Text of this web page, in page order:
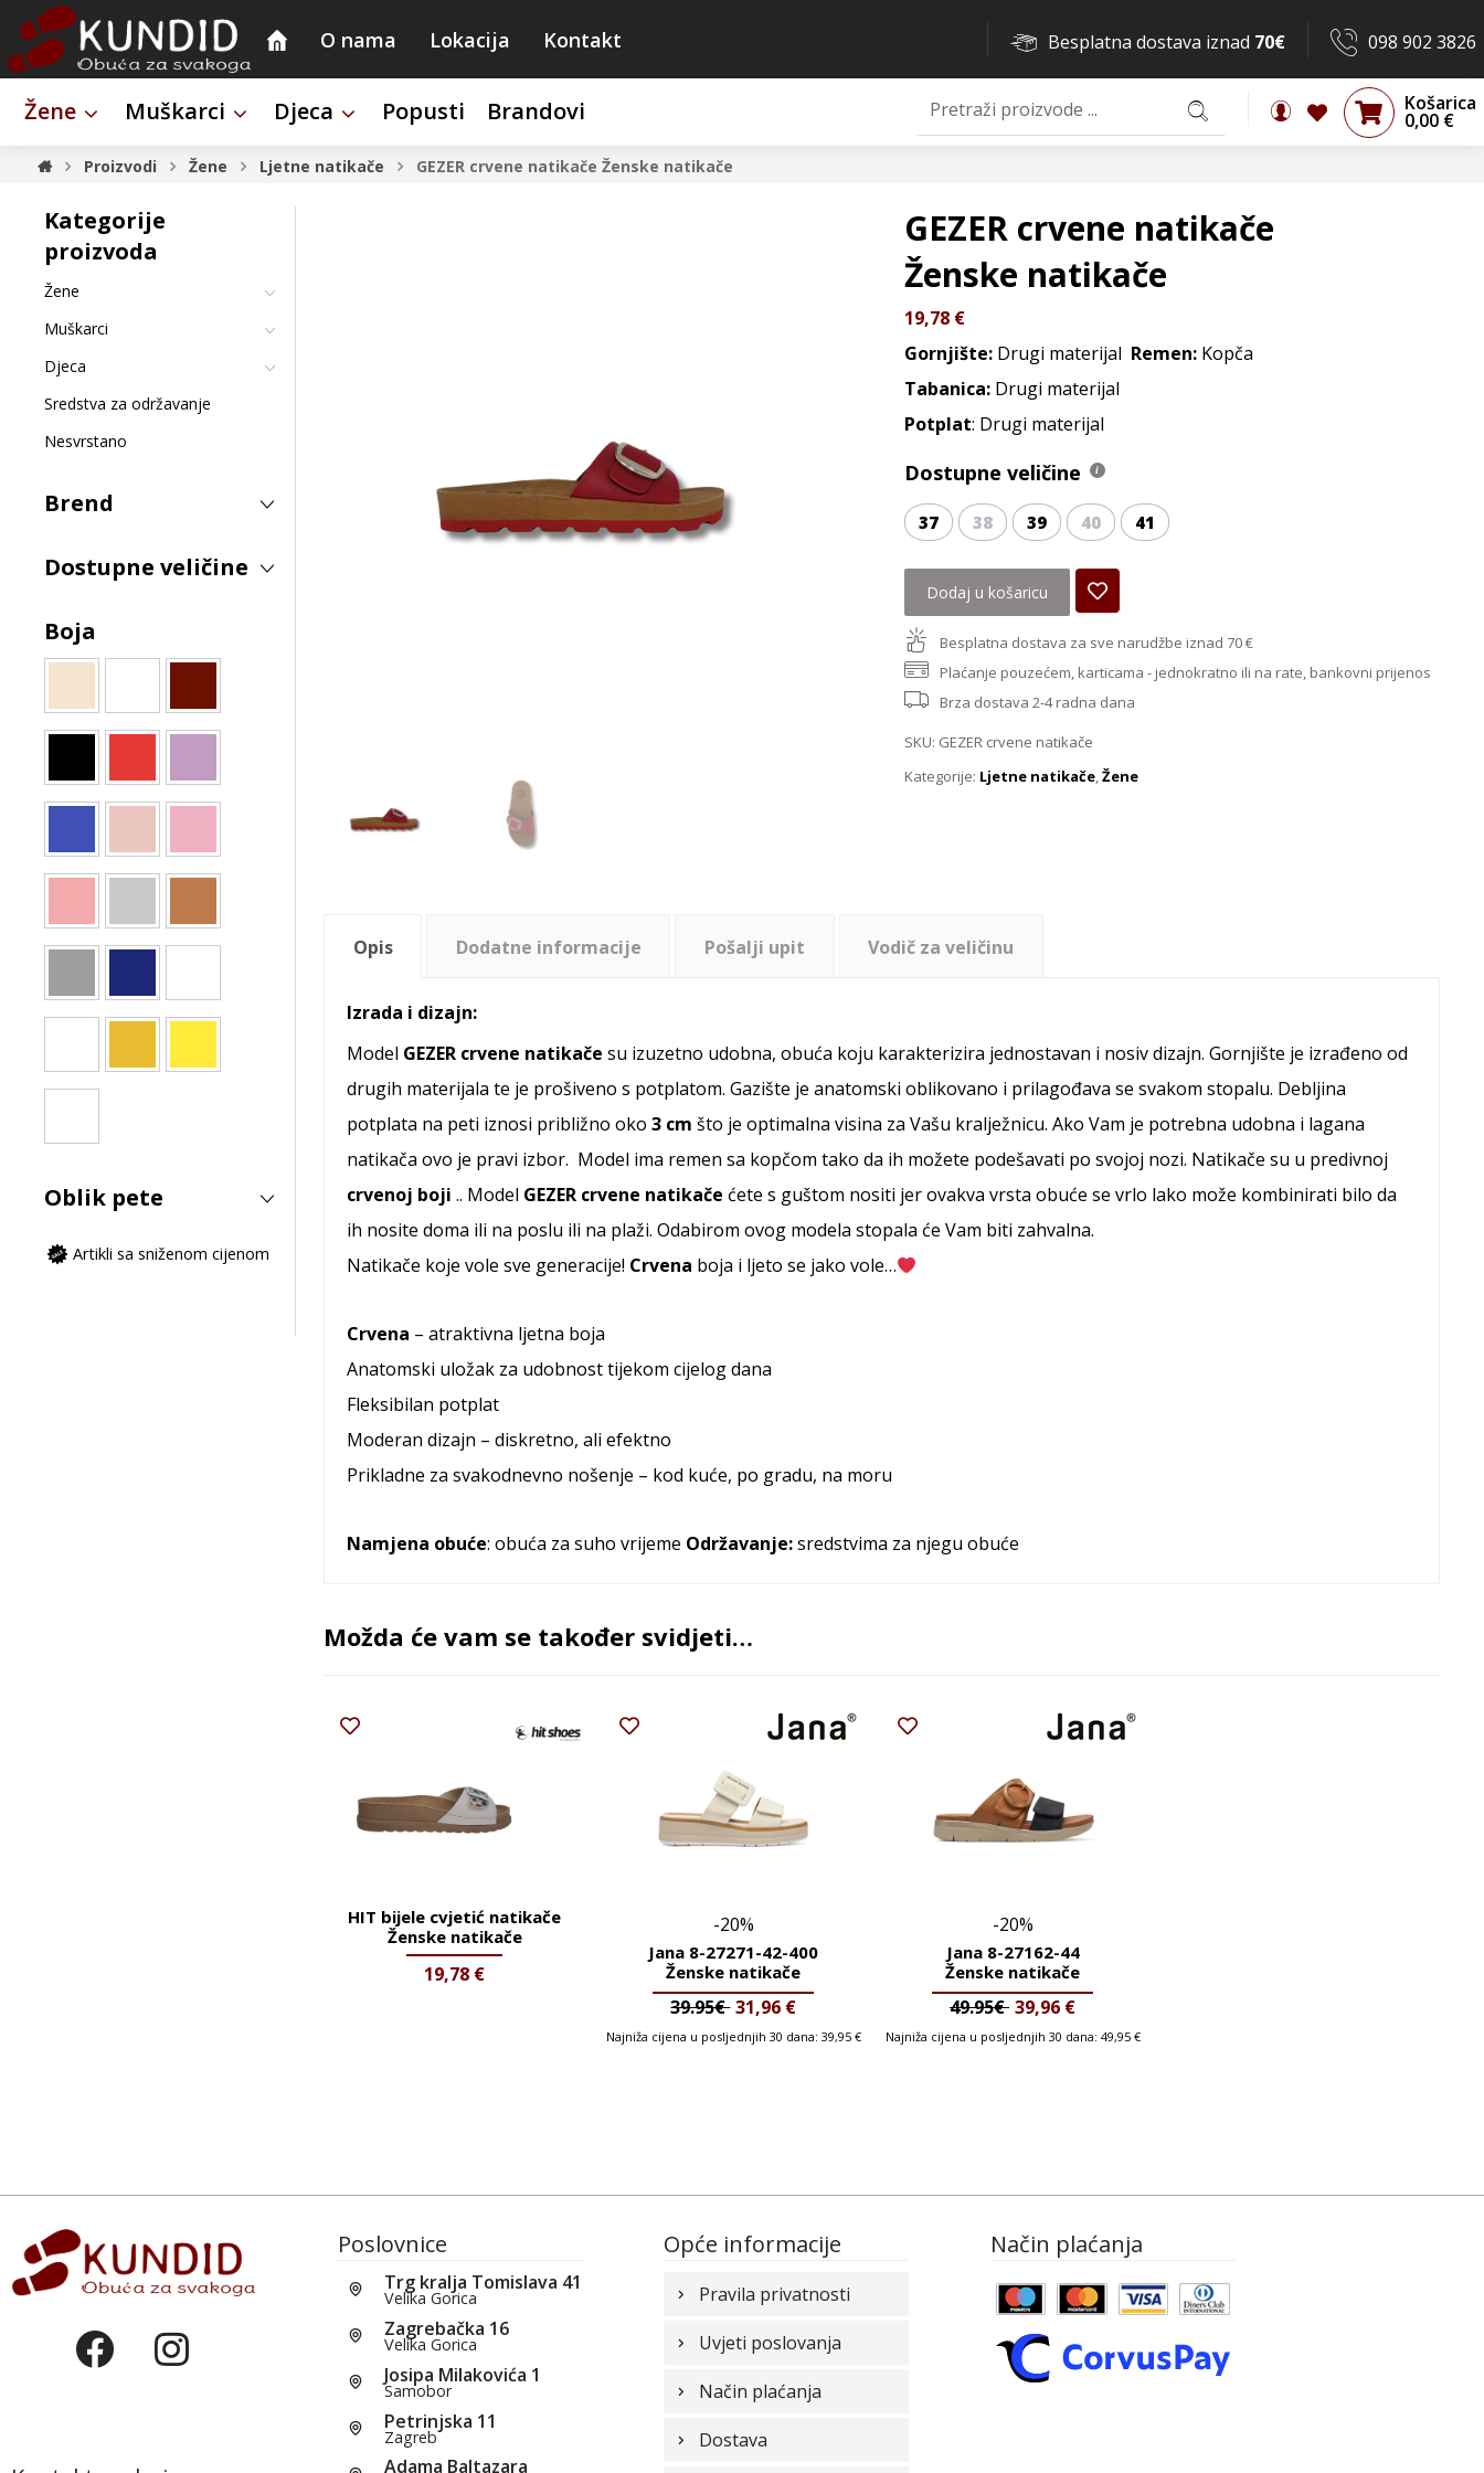
O nama Lokacija Kontakt 098 902 3826
Besplatna dostava iznad 70€
Žene Muškarci Djeca Popusti Brandovi Košarica
0,00 €
Proizvodi Žene Ljetne natikače GEZER crvene natikače Ženske natikače
GEZER crvene natikače
Ženske natikače
19,78 €
Gornjište:Drugi materijal Remen:Kopča
Tabanica:Drugi materijal
Potplat: Drugi materijal
Dostupne veličine
37 38 39 40 41
Dodaj u košaricu
Besplatna dostava za sve narudžbe iznad 70 €
Plaćanje pouzećem, karticama - jednokratno ili na rate, bankovni prijenos
Brza dostava 2-4 radna dana
SKU: GEZER crvene natikače
Kategorije: Ljetne natikače,Žene
Opis Dodatne informacije Pošalji upit Vodič za veličinu
Izrada i dizajn:
Model GEZER crvene natikače su izuzetno udobna, obuća koju karakterizira jednostavan i nosiv dizajn. Gornjište je izrađeno od
drugih materijala te je prošiveno s potplatom. Gazište je anatomski oblikovano i prilagođava se svakom stopalu. Debljina
potplata na peti iznosi približno oko 3 cm što je optimalna visina za Vašu kralježnicu. Ako Vam je potrebna udobna i lagana
natikača ovo je pravi izbor. Model ima remen sa kopčom tako da ih možete podešavati po svojoj nozi. Natikače su u predivnoj
crvenoj boji .. Model GEZER crvene natikače ćete s guštom nositi jer ovakva vrsta obuće se vrlo lako može kombinirati bilo da
ih nosite doma ili na poslu ili na plaži. Odabirom ovog modela stopala će Vam biti zahvalna.
Natikače koje vole sve generacije! Crvena boja i ljeto se jako vole…
Crvena – atraktivna ljetna boja
Anatomski uložak za udobnost tijekom cijelog dana
Fleksibilan potplat
Moderan dizajn – diskretno, ali efektno
Prikladne za svakodnevno nošenje – kod kuće, po gradu, na moru
Namjena obuće: obuća za suho vrijeme Održavanje:sredstvima za njegu obuće
Možda će vam se također svidjeti…
HIT bijele cvjetić natikače
Ženske natikače
19,78 €
-20%
Jana 8-27271-42-400
Ženske natikače
39.95€ 31,96 €
Najniža cijena u posljednjih 30 dana: 39,95 €
-20%
Jana 8-27162-44
Ženske natikače
49.95€ 39,96 €
Najniža cijena u posljednjih 30 dana: 49,95 €
Kategorije
proizvoda
Žene
Muškarci
Djeca
Sredstva za održavanje
Nesvrstano
Brend
Dostupne veličine
Boja
Oblik pete
Artikli sa sniženom cijenom
Poslovnice
Trg kralja Tomislava 41
Velika Gorica
Zagrebačka 16
Velika Gorica
Josipa Milakovića 1
Samobor
Petrinjska 11
Zagreb
Adama Baltazara
Opće informacije
Pravila privatnosti
Uvjeti poslovanja
Način plaćanja
Dostava
Način plaćanja